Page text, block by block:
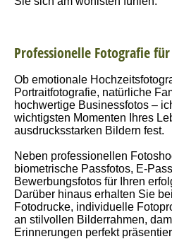
Professionelle Fotografie
Ob emotionale
Portraitfotografie, natürliche
hochwertige Businessfotos –
wichtigsten Momenten Ihres
ausdrucksstarken Bildern fest.
Neben professionellen
biometrische Passfotos, E-
Bewerbungsfotos für Ihren
Darüber hinaus erhalten Sie
Fotodrucke, individuelle
an stilvollen Bilderrahmen,
Erinnerungen perfekt